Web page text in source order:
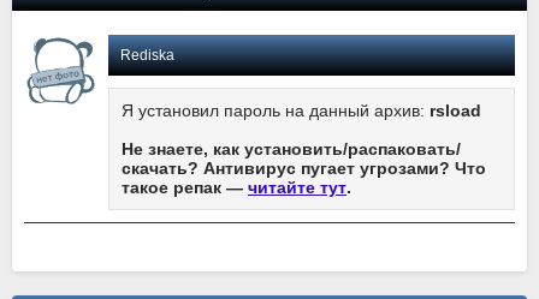
Rediska
Я установил пароль на данный архив: rsload
Не знаете, как установить/распаковать/
скачать? Антивирус пугает угрозами? Что
такое репак — читайте тут.